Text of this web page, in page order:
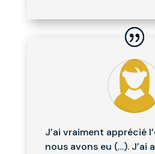
J’ai vraiment apprécié
nous avons eu (…). J’ai